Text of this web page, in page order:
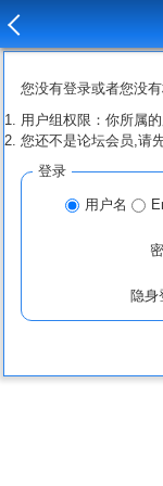
您没有登录或者您没
用户组权限：你所属
您还不是论坛会员,请
登录
用户名
隐身